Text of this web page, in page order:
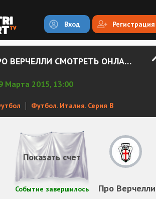
Вход Регистрация
БАРИ - ПРО ВЕРЧЕЛЛИ СМОТРЕТЬ ОНЛАЙН
Марта 2015, 13:00
Футбол. Италия. Серия В
Про Верчелли
Событие завершилось
Показать счет